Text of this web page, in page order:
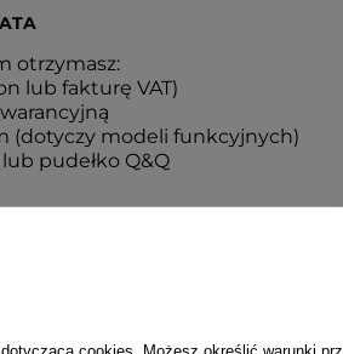
otrzymasz:
lub fakturę VAT)
(dotyczy modeli funkcyjnych)
pudełko Q&Q